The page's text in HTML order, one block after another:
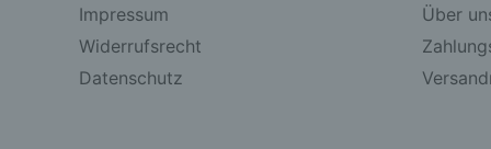
Impressum
Widerrufsrecht
Datenschutz
Über